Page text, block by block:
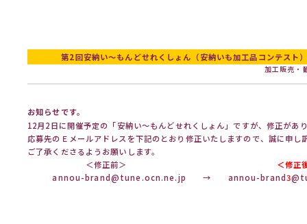
第2回安納い～もんどせれくしょん（安納いも加工品コンテスト
加工販売・
お知らせです。
12月2日に開催予定の「安納い〜もんどせれくしょん」ですが、修正があ
応募先のＥメールアドレスを下記のとおり修正いたしますので、誠に申し
ご了承くださるようお願いします。
＜修正前＞ ＜修正
annou-brand@tune.ocn.ne.jp
→ annou-brand3